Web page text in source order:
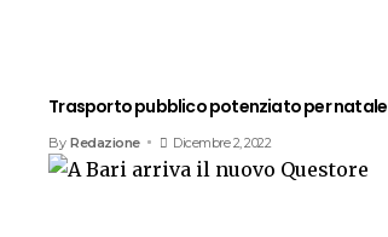
Trasporto pubblico potenziato per natale
By Redazione Dicembre 2, 2022